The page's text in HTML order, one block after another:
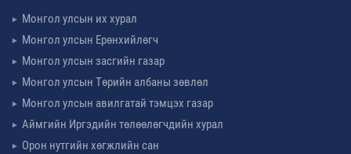
Монгол улсын их хурал
Монгол улсын Ерөнхийлөгч
Монгол улсын засгийн газар
Монгол улсын Төрийн албаны зөвлөл
Монгол улсын авилгатай тэмцэх газар
Аймгийн Иргэдийн төлөөлөгчдийн хурал
Орон нутгийн хөгжлийн сан